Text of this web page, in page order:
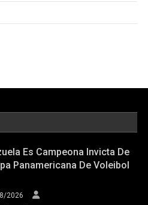
Es Campeona Invicta De
Panamericana De Voleibol
2026